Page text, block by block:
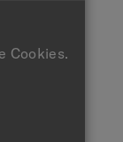
Cookies.